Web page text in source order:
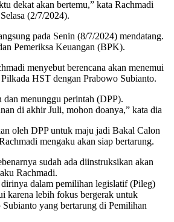
dekat akan bertemu,” kata Rachmadi
(2/7/2024).
pada Senin (8/7/2024) mendatang.
Pemeriksa Keuangan (BPK).
menyebut berencana akan menemui
HST dengan Prabowo Subianto.
dan menunggu perintah (DPP).
di akhir Juli, mohon doanya,” kata dia
oleh DPP untuk maju jadi Bakal Calon
mengaku akan siap bertarung.
sudah ada diinstruksikan akan
Rachmadi.
dalam pemilihan legislatif (Pileg)
karena lebih fokus bergerak untuk
yang bertarung di Pemilihan